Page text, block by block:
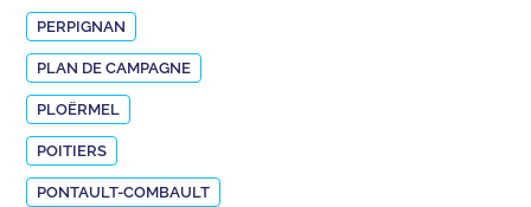
PERPIGNAN
PLAN DE CAMPAGNE
PLOËRMEL
POITIERS
PONTAULT-COMBAULT